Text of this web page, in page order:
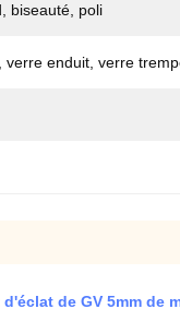
biseauté, poli
verre enduit, verre
de GV 5mm de